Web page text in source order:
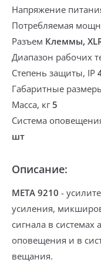
Напряжение
Потребляемая
Разъем Клеммы,
Диапазон рабочих
Степень защиты, IP
Габаритные
Масса, кг5
Система
шт
Описание:
МЕТА 9210 -
усиления,
сигнала в системах
оповещения и в
вещания.